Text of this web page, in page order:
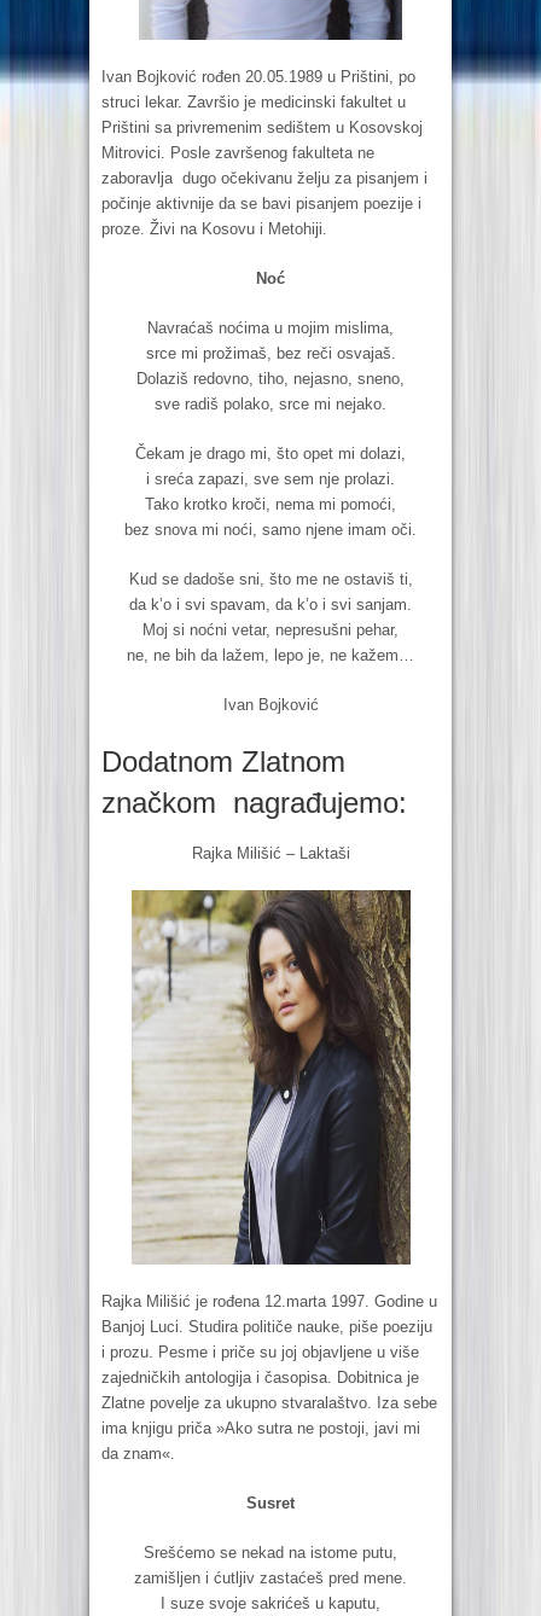
Ivan Bojković rođen 20.05.1989 u Prištini, po
struci lekar. Završio je medicinski fakultet u
Prištini sa privremenim sedištem u Kosovskoj
Mitrovici. Posle završenog fakulteta ne
zaboravlja dugo očekivanu želju za pisanjem i
počinje aktivnije da se bavi pisanjem poezije i
proze. Živi na Kosovu i Metohiji.
Noć
Navraćaš noćima u mojim mislima,
srce mi prožimaš, bez reči osvajaš.
Dolaziš redovno, tiho, nejasno, sneno,
sve radiš polako, srce mi nejako.
Čekam je drago mi, što opet mi dolazi,
i sreća zapazi, sve sem nje prolazi.
Tako krotko kroči, nema mi pomoći,
bez snova mi noći, samo njene imam oči.
Kud se dadoše sni, što me ne ostaviš ti,
da k’o i svi spavam, da k’o i svi sanjam.
Moj si noćni vetar, nepresušni pehar,
ne, ne bih da lažem, lepo je, ne kažem…
Ivan Bojković
Dodatnom Zlatnom
značkom nagrađujemo:
Rajka Milišić – Laktaši
Rajka Milišić je rođena 12.marta 1997. Godine u
Banjoj Luci. Studira političe nauke, piše poeziju
i prozu. Pesme i priče su joj objavljene u više
zajedničkih antologija i časopisa. Dobitnica je
Zlatne povelje za ukupno stvaralaštvo. Iza sebe
ima knjigu priča »Ako sutra ne postoji, javi mi
da znam«.
Susret
Srešćemo se nekad na istome putu,
zamišljen i ćutljiv zastaćeš pred mene.
I suze svoje sakrićeš u kaputu,